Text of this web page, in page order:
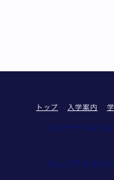
トップ 入学案内
このサイトにつ
ウェブアクセシ